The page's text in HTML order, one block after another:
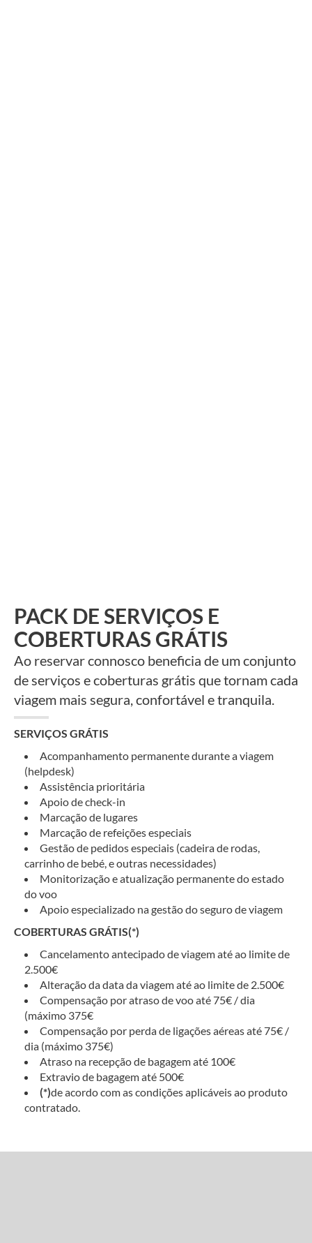
PACK DE SERVIÇOS E
COBERTURAS GRÁTIS
Ao reservar connosco beneficia de um conjunto
de serviços e coberturas grátis que tornam cada
viagem mais segura, confortável e tranquila.
SERVIÇOS GRÁTIS
Acompanhamento permanente durante a viagem
(helpdesk)
Assistência prioritária
Apoio de check-in
Marcação de lugares
Marcação de refeições especiais
Gestão de pedidos especiais (cadeira de rodas,
carrinho de bebé, e outras necessidades)
Monitorização e atualização permanente do estado
do voo
Apoio especializado na gestão do seguro de viagem
COBERTURAS GRÁTIS(*)
Cancelamento antecipado de viagem até ao limite de
2.500€
Alteração da data da viagem até ao limite de 2.500€
Compensação por atraso de voo até 75€ / dia
(máximo 375€
Compensação por perda de ligações aéreas até 75€ /
dia (máximo 375€)
Atraso na recepção de bagagem até 100€
Extravio de bagagem até 500€
(*)de acordo com as condições aplicáveis ao produto
contratado.